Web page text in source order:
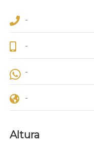
-
-
-
-
Altura